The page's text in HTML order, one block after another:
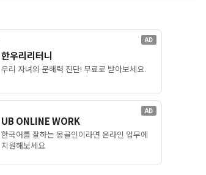
AD
한우리리터니
우리 자녀의 문해력 진단! 무료로 받아보세요.
AD
UB ONLINE WORK
한국어를 잘하는 몽골인이라면 온라인 업무에
지원해보세요